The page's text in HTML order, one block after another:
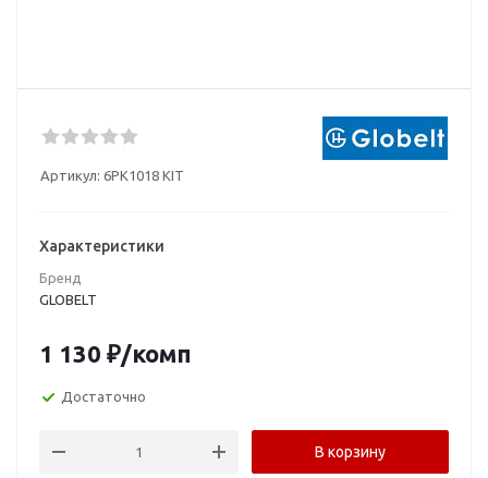
Артикул: 6PK1018 KIT
Характеристики
Бренд
GLOBELT
1 130 ₽/комп
Достаточно
В корзину